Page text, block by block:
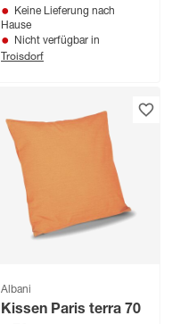
Keine Lieferung nach
Hause
Nicht verfügbar in
Troisdorf
Albani
Kissen Paris terra 70